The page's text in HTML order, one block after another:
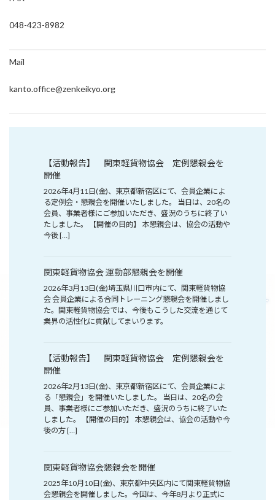
048-423-8982
Mail
kanto.office@zenkeikyo.org
【活動報告】 関東軽貨物協会 定例懇親会を
開催
2026年4月11日(金)、東京都新宿区にて、会員企業によ
る定例会・懇親会を開催いたしました。 当日は、20名の
会員、事業者様にご参加いただき、盛況のうちに終了い
たしました。 【開催の目的】 本懇親会は、協会の活動や
今後 […]
関東軽貨物協会 運動部懇親会を開催
2026年3月13日(金)埼玉県川口市内にて、関東軽貨物協
会 会員企業による合同トレーニング懇親会を開催しまし
た。関東軽貨物協会では、今後もこうした交流を通じて
業界の活性化に貢献してまいります。
【活動報告】 関東軽貨物協会 定例懇親会を
開催
2026年2月13日(金)、東京都新宿区にて、会員企業によ
る「懇親会」を開催いたしました。 当日は、20名の会
員、事業者様にご参加いただき、盛況のうちに終了いた
しました。 【開催の目的】 本懇親会は、協会の活動や今
後の方 […]
関東軽貨物協会懇親会を開催
2025年10月10日(金)、東京都中央区内にて関東軽貨物協
会懇親会を開催しました。今回は、今年8月より正式に